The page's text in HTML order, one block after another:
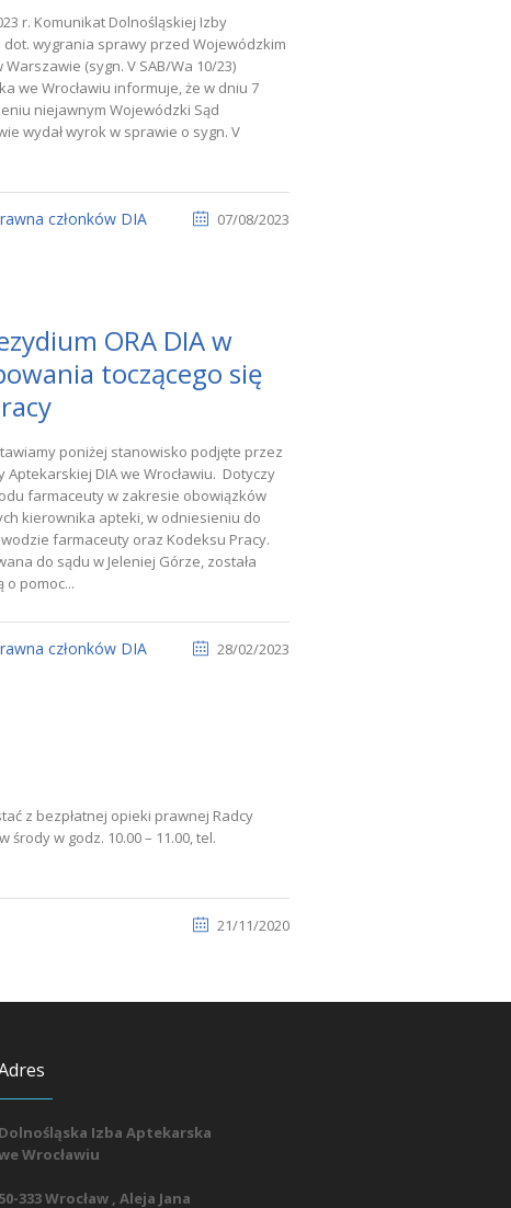
r. Komunikat Dolnośląskiej Izby
dot. wygrania sprawy przed Wojewódzkim
(sygn. V SAB/Wa 10/23)
we Wrocławiu informuje, że w dniu 7
niejawnym Wojewódzki Sąd
wydał wyrok w sprawie o sygn. V
07/08/2023
członków DIA
ORA DIA w
toczącego się
poniżej stanowisko podjęte przez
Aptekarskiej DIA we Wrocławiu. Dotyczy
farmaceuty w zakresie obowiązków
kierownika apteki, w odniesieniu do
farmaceuty oraz Kodeksu Pracy.
do sądu w Jeleniej Górze, została
o pomoc...
28/02/2023
członków DIA
z bezpłatnej opieki prawnej Radcy
środy w godz. 10.00 – 11.00, tel.
21/11/2020
Dolnośląska Izba Aptekarska
Wrocławiu
50-333 Wrocław , Aleja Jana